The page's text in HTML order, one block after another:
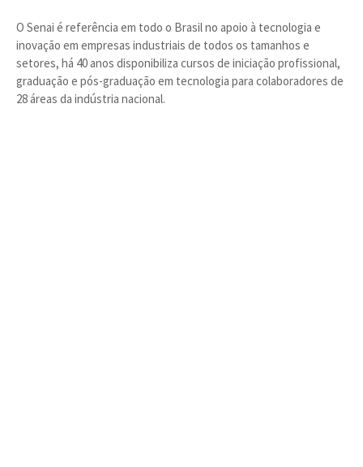
O Senai é referência em todo o Brasil no apoio à tecnologia e
inovação em empresas industriais de todos os tamanhos e
setores, há 40 anos disponibiliza cursos de iniciação profissional,
graduação e pós-graduação em tecnologia para colaboradores de
28 áreas da indústria nacional.